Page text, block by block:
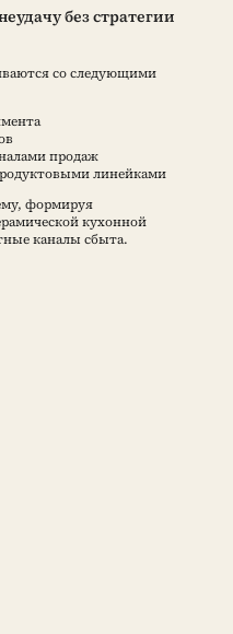
без стратегии
со следующими
продаж
линейками
формируя
кухонной
каналы сбыта.